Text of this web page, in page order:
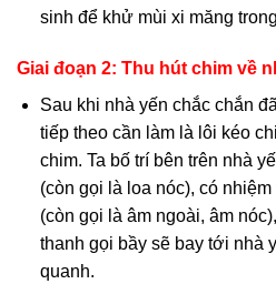
sinh để khử mùi xi măng
Giai đoạn 2: Thu hút chim về
Sau khi nhà yến chắc chắn
tiếp theo cần làm là lôi kéo
chim. Ta bố trí bên trên nhà
(còn gọi là loa nóc), có
(còn gọi là âm ngoài, âm
thanh gọi bầy sẽ bay tới nhà
quanh.